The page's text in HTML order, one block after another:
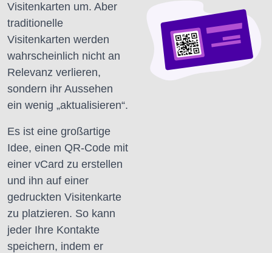
Visitenkarten um. Aber
traditionelle
Visitenkarten werden
wahrscheinlich nicht an
Relevanz verlieren,
sondern ihr Aussehen
ein wenig „aktualisieren“.
Es ist eine großartige
Idee, einen QR-Code mit
einer vCard zu erstellen
und ihn auf einer
gedruckten Visitenkarte
zu platzieren. So kann
jeder Ihre Kontakte
speichern, indem er